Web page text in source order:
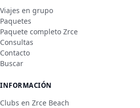
Viajes en grupo
Paquetes
Paquete completo Zrce
Consultas
Contacto
Buscar
INFORMACIÓN
Clubs en Zrce Beach